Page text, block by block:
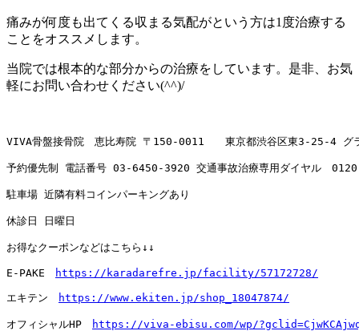
痛みが何度も出てくる収まる気配がという方は1度治療する
ことをオススメします。
当院では根本的な部分からの治療をしています。是非、お気
軽にお問い合わせください(^^)/
VIVA骨盤接骨院　恵比寿院 〒150-0011　　東京都渋谷区東3-25-4 グ
予約優先制 電話番号 03-6450-3920 交通事故治療専用ダイヤル
駐車場 近隣有料コインパーキングあり
休診日 日曜日
お得なクーポンなどはこちら↓↓
E-PAKE https://karadarefre.jp/facility/57172728/
エキテン https://www.ekiten.jp/shop_18047874/
オフィシャルHP https://viva-ebisu.com/wp/